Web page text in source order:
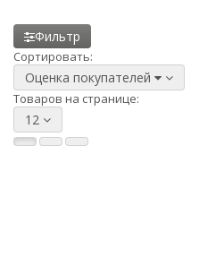
Фильтр
Сортировать:
Оценка покупателей
Товаров на странице:
12